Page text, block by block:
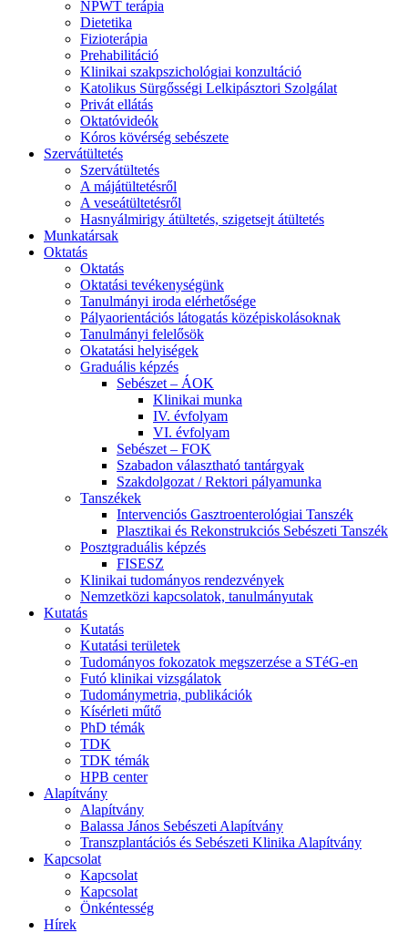
NPWT terápia
Dietetika
Fizioterápia
Prehabilitáció
Klinikai szakpszichológiai konzultáció
Katolikus Sürgősségi Lelkipásztori Szolgálat
Privát ellátás
Oktatóvideók
Kóros kövérség sebészete
Szervátültetés
Szervátültetés
A májátültetésről
A veseátültetésről
Hasnyálmirigy átültetés, szigetsejt átültetés
Munkatársak
Oktatás
Oktatás
Oktatási tevékenységünk
Tanulmányi iroda elérhetősége
Pályaorientációs látogatás középiskolásoknak
Tanulmányi felelősök
Okatatási helyiségek
Graduális képzés
Sebészet – ÁOK
Klinikai munka
IV. évfolyam
VI. évfolyam
Sebészet – FOK
Szabadon választható tantárgyak
Szakdolgozat / Rektori pályamunka
Tanszékek
Intervenciós Gasztroenterológiai Tanszék
Plasztikai és Rekonstrukciós Sebészeti Tanszék
Posztgraduális képzés
FISESZ
Klinikai tudományos rendezvények
Nemzetközi kapcsolatok, tanulmányutak
Kutatás
Kutatás
Kutatási területek
Tudományos fokozatok megszerzése a STéG-en
Futó klinikai vizsgálatok
Tudománymetria, publikációk
Kísérleti műtő
PhD témák
TDK
TDK témák
HPB center
Alapítvány
Alapítvány
Balassa János Sebészeti Alapítvány
Transzplantációs és Sebészeti Klinika Alapítvány
Kapcsolat
Kapcsolat
Kapcsolat
Önkéntesség
Hírek